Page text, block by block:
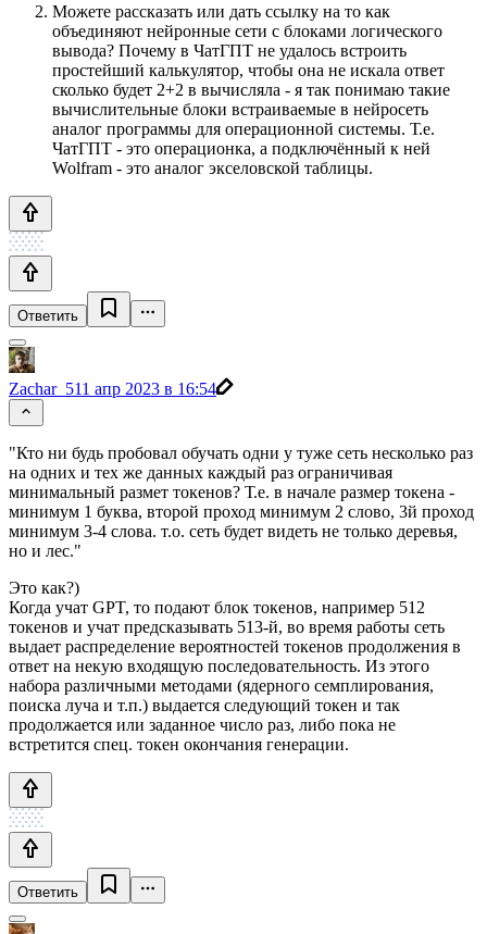
Можете рассказать или дать ссылку на то как
объединяют нейронные сети с блоками логического
вывода? Почему в ЧатГПТ не удалось встроить
простейший калькулятор, чтобы она не искала ответ
сколько будет 2+2 в вычисляла - я так понимаю такие
вычислительные блоки встраиваемые в нейросеть
аналог программы для операционной системы. Т.е.
ЧатГПТ - это операционка, а подключённый к ней
Wolfram - это аналог экселовской таблицы.
Ответить
Zachar_511 апр 2023 в 16:54
"Кто ни будь пробовал обучать одни у туже сеть несколько раз
на одних и тех же данных каждый раз ограничивая
минимальный размет токенов? Т.е. в начале размер токена -
минимум 1 буква, второй проход минимум 2 слово, 3й проход
минимум 3-4 слова. т.о. сеть будет видеть не только деревья,
но и лес."
Это как?)
Когда учат GPT, то подают блок токенов, например 512
токенов и учат предсказывать 513-й, во время работы сеть
выдает распределение вероятностей токенов продолжения в
ответ на некую входящую последовательность. Из этого
набора различными методами (ядерного семплирования,
поиска луча и т.п.) выдается следующий токен и так
продолжается или заданное число раз, либо пока не
встретится спец. токен окончания генерации.
Ответить